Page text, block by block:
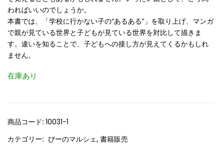
わればいいのでしょうか。
本書では、「学校に行かない子の“あるある”」を取り上げ、マンガ
で親が見ている世界と子どもが見ている世界を対比して描きま
す。違いを知ることで、子どもへの接し方が見えてくるかもしれ
ません。
在庫あり
商品コード: 10031-1
カテゴリー: びーのマルシェ, 書籍販売